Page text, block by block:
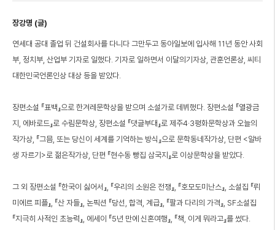
장강명 (글)
연세대 공대 졸업 뒤 건설회사를 다니다 그만두고 동아일보에 입사해 11년 동안 사회
부, 정치부, 산업부 기자로 일했다. 기자로 일하면서 이달의기자상, 관훈언론상, 씨티
대한민국언론인상 대상 등을 받았다.
장편소설 『표백』으로 한겨레문학상을 받으며 소설가로 데뷔했다. 장편소설 『열광금
지, 에바로드』로 수림문학상, 장편소설 『댓글부대』로 제주4·3평화문학상과 오늘의
작가상, 『그믐, 또는 당신이 세계를 기억하는 방식』으로 문학동네작가상, 단편 <알바
생 자르기>로 젊은작가상, 단편 『현수동 빵집 삼국지』로 이상문학상을 받았다.
그 외 장편소설 『한국이 싫어서』, 『우리의 소원은 전쟁』, 『호모도미난스』, 소설집 『뤼
미에르 피플』, 『산 자들』, 논픽션 『당선, 합격, 계급』, 『팔과 다리의 가격』, SF소설집
『지극히 사적인 초능력』, 에세이 『5년 만에 신혼여행』, 『책, 이게 뭐라고』를 썼다.